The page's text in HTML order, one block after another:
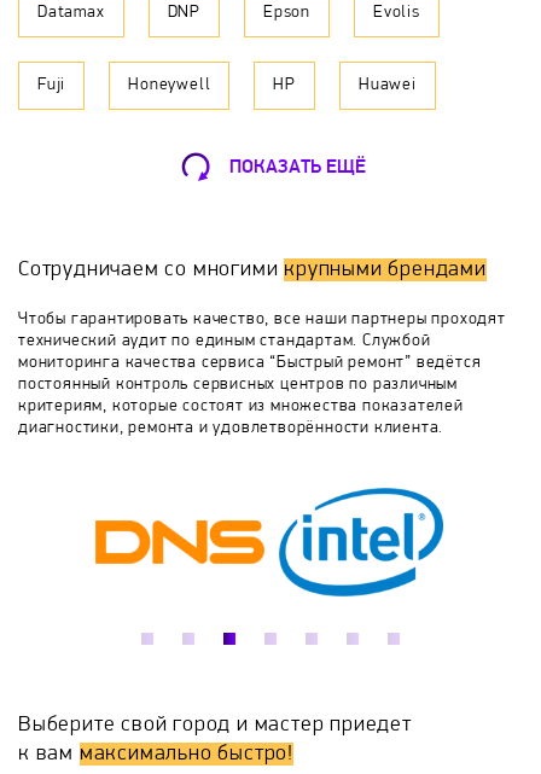
К сожалению, термопринтеры тоже не вечны, и они
имеют свойство изнашиваться и ломаться с течением
времени. Чтобы устранить поломку термопринтера
достаточно обратиться к нам и заказать ремонт
термопринтеров в Сосенках.
Мы гарантируем, что Вы останетесь довольны
консультации по ремонту термопринтеров и не
только.
Диагностика - определение технического состояния
изделия и локализация дефектного узла, устранение
неисправностей, не связанных с разборкой, изъятием
комплектующих из изделия.
Datamax DNP Epson Evolis
Fuji Honeywell HP Huawei
IRIS Kodak
Panasonic
Soft Line Star Toshiba
Xprinter
ПОКАЗАТЬ ЕЩЁ
Сотрудничаем со многими крупными брендами
Чтобы гарантировать качество, все наши партнеры проходят
технический аудит по единым стандартам. Службой
мониторинга качества сервиса “Быстрый ремонт” ведётся
постоянный контроль сервисных центров по различным
критериям, которые состоят из множества показателей
диагностики, ремонта и удовлетворённости клиента.
Выберите свой город и мастер приедет
к вам максимально быстро!